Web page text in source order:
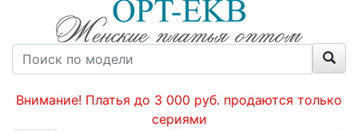
Внимание! Платья до 3 000 руб. продаются только
сериями